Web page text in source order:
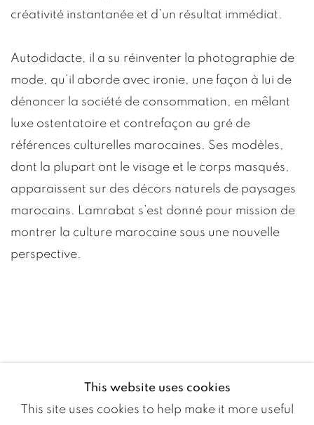
créativité instantanée et d’un résultat immédiat.
Autodidacte, il a su réinventer la photographie de
mode, qu’il aborde avec ironie, une façon à lui de
dénoncer la société de consommation, en mêlant
luxe ostentatoire et contrefaçon au gré de
références culturelles marocaines. Ses modèles,
dont la plupart ont le visage et le corps masqués,
apparaissent sur des décors naturels de paysages
marocains. Lamrabat s’est donné pour mission de
montrer la culture marocaine sous une nouvelle
perspective.
This website uses cookies
This site uses cookies to help make it more useful